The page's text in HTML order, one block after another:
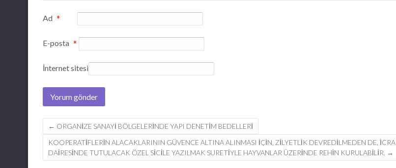
Ad *
E-posta *
İnternet sitesi
Post
navigation
← ORGANIZE SANAYI BÖLGELERINDE YAPI DENETIM BEDELLERI
KOOPERATIFLERIN ALACAKLARININ GÜVENCE ALTINA ALINMASI IÇIN, ZILYETLIK DEVREDILMEDEN DE, ICRA
DAIRESINDE TUTULACAK ÖZEL SICILE YAZILMAK SURETIYLE HAYVANLAR ÜZERINDE REHIN KURULABILIR. →